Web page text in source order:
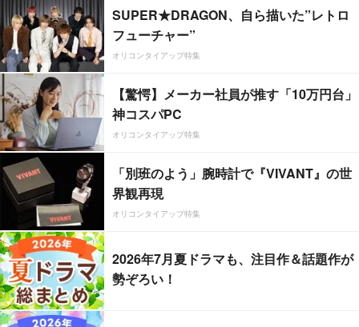
SUPER★DRAGON、自ら描いた”レトロ
フューチャー”
オリコンタイアップ特集
【驚愕】メーカー社員が推す「10万円台」
神コスパPC
オリコンタイアップ特集
「別班のよう」腕時計で『VIVANT』の世
界観再現
オリコンタイアップ特集
2026年7月夏ドラマも、注目作＆話題作が
勢ぞろい！